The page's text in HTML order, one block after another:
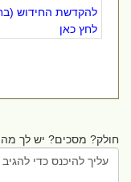
להקדשת החידוש
לחץ כאן
חולק? מסכים? יש לך מה